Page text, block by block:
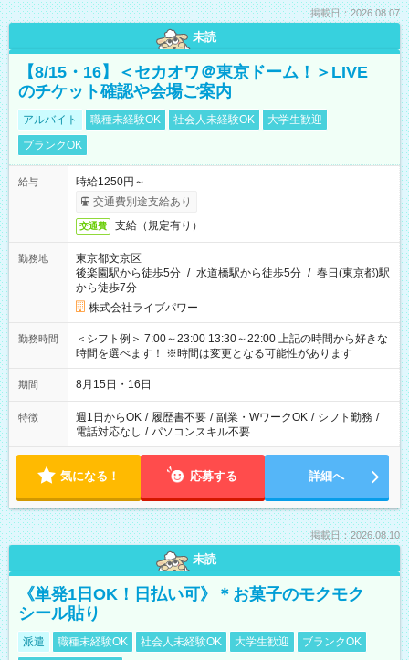
掲載日：2026.08.07
未読
【8/15・16】＜セカオワ＠東京ドーム！＞LIVE
のチケット確認や会場ご案内
アルバイト 職種未経験OK 社会人未経験OK
大学生歓迎
ブランクOK
給与
時給1250円～
交通費別途支給あり
交通費 支給（規定有り）
勤務地
東京都文京区
後楽園駅から徒歩5分 / 水道橋駅から徒歩5分 / 春日(東京都)駅
から徒歩7分
株式会社ライブパワー
勤務時間
＜シフト例＞ 7:00～23:00 13:30～22:00 上記の時間から好きな
時間を選べます！ ※時間は変更となる可能性があります
期間 8月15日・16日
特徴 週1日からOK / 履歴書不要 / 副業・WワークOK / シフト勤務 /
電話対応なし / パソコンスキル不要
気になる！ 応募する 詳細へ
掲載日：2026.08.10
未読
《単発1日OK！日払い可》＊お菓子のモクモク
シール貼り
派遣 職種未経験OK 社会人未経験OK 大学生歓迎 ブランクOK